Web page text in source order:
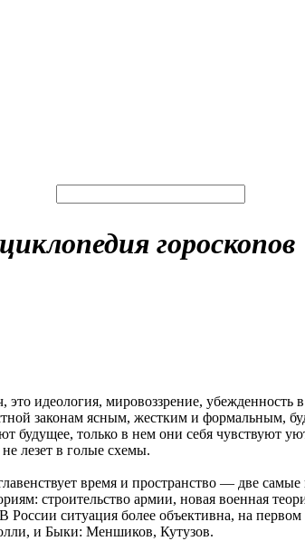
гороскопов
идеология, мировоззрение,
законам ясным, жестким и формальным,
только в нем они себя чувствуют
лезет в голые схемы.
время и пространство — две
строительство армии, новая военная
ситуация более объективна, на
и Быки: Меншиков, Кутузов.